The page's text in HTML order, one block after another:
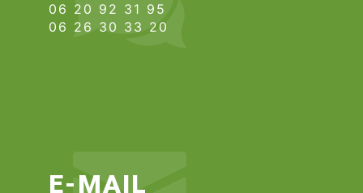
06 20 92 31 95
06 26 30 33 20
E-MAIL